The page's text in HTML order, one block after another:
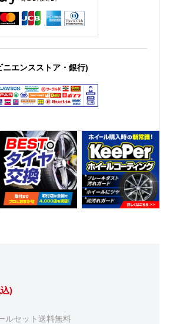
エンスストア・銀行)
)
ルセット送料無料